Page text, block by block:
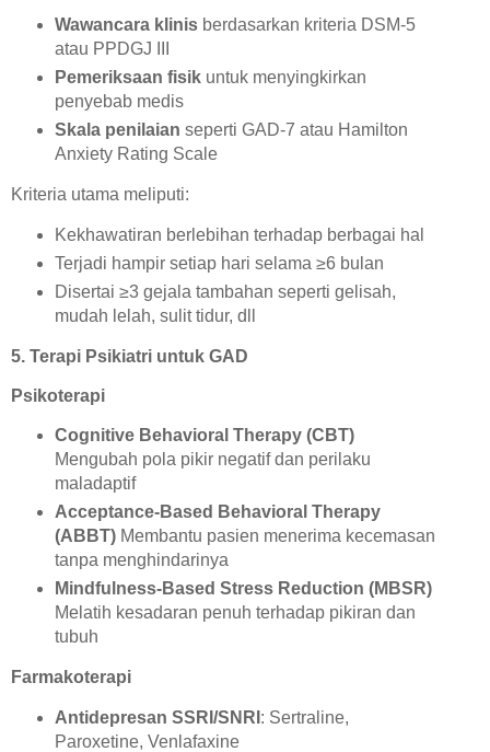
Wawancara klinisberdasarkan kriteria DSM-5
atau PPDGJ III
Pemeriksaan fisikuntuk menyingkirkan
penyebab medis
Skala penilaian seperti GAD-7 atau Hamilton
Anxiety Rating Scale
Kriteria utama meliputi:
Kekhawatiran berlebihan terhadap berbagai hal
Terjadi hampir setiap hari selama ≥6 bulan
Disertai ≥3 gejala tambahan seperti gelisah,
mudah lelah, sulit tidur, dll
5. Terapi Psikiatri untuk GAD
Psikoterapi
Cognitive Behavioral Therapy (CBT)
Mengubah pola pikir negatif dan perilaku
maladaptif
Acceptance-Based Behavioral Therapy
(ABBT)Membantu pasien menerima kecemasan
tanpa menghindarinya
Mindfulness-Based Stress Reduction (MBSR)
Melatih kesadaran penuh terhadap pikiran dan
tubuh
Farmakoterapi
Antidepresan SSRI/SNRI : Sertraline,
Paroxetine, Venlafaxine